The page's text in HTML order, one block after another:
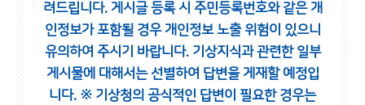
려드립니다. 게시글 등록 시 주민등록번호와 같은 개
인정보가 포함될 경우 개인정보 노출 위험이 있으니
유의하여 주시기 바랍니다. 기상지식과 관련한 일부
게시물에 대해서는 선별하여 답변을 게재할 예정입
니다. ※ 기상청의 공식적인 답변이 필요한 경우는